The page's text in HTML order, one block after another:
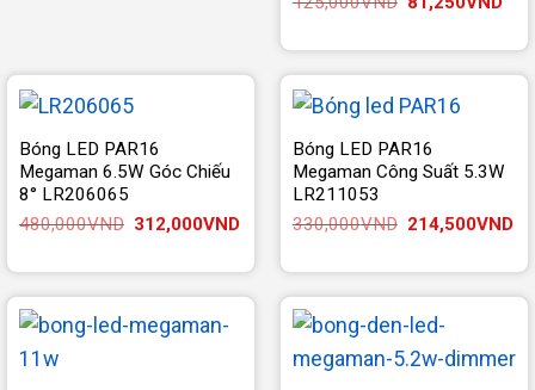
125,000VND.
là:
Bóng LED PAR16
Megaman 6.5W Góc Chiếu
8° LR206065
480,000VND Giá
480,000VND.
312,000VNDGiá
là:
312,000VND.
Bóng LED PAR16
Megaman Công Suất 5.3W
LR211053
330,000VND Giá
330,000VND.
214,500VND
là: